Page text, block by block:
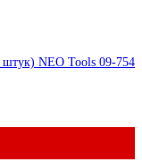
NEO Tools 09-754